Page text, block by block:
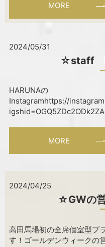
MORE
2024/05/31
☆staff
HARUNAの
Instagramhttps://
MORE
2024/04/25
☆GWの
高田馬場初の全席個室型プ
す！ゴールデンウィークの